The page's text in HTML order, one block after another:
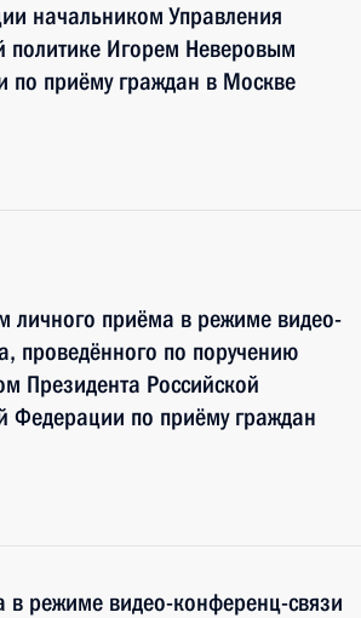
начальником Управления
политике Игорем Неверовым
по приёму граждан в Москве
личного приёма в режиме видео-
проведённого по поручению
Президента Российской
Федерации по приёму граждан
в режиме видео-конференц-связи